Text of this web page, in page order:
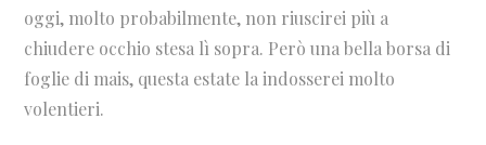
oggi, molto probabilmente, non riuscirei più a
chiudere occhio stesa lì sopra. Però una bella borsa di
foglie di mais, questa estate la indosserei molto
volentieri.